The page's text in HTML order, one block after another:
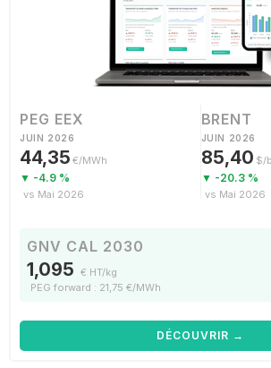
PEG EEX
JUIN 2026
44,35 €/MWh
▼ -4.9 %
vs Mai 2026
BRENT
JUIN 2026
85,40 $/
▼ -20.3 %
vs Mai 2026
GNV CAL 2030
1,095 € HT/kg
PEG forward : 21,75 €/MWh
DÉCOUVRIR →